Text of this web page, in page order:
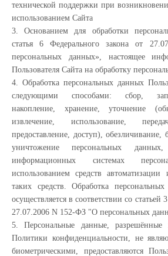
технической поддержки при
использованием Сайта
3. Основанием для обработки
статья 6 Федерального закона от
персональных данных», настоящее
Пользователя Сайта на обработку
4. Обработка персональных данных
следующими способами: сбор,
накопление, хранение, уточнение
извлечение, использование,
предоставление, доступ), обезличивание,
уничтожение персональных
информационных системах
использованием средств
таких средств. Обработка
осуществляется в соответствии со статьей
27.07.2006 N 152-ФЗ "О персональных
5. Персональные данные,
Политики конфиденциальности, не
биометрическими, предоставляются